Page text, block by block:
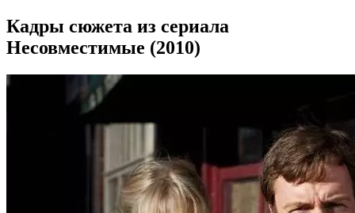
Кадры сюжета из сериала
Несовместимые (2010)